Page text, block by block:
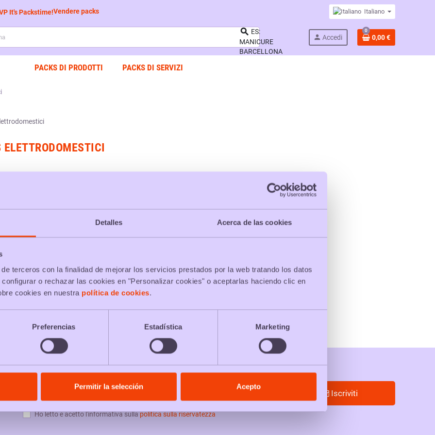
Detalles Acerca de las cookies
terceros con la finalidad de mejorar los servicios prestados por la web tratando los datos
o rechazar las cookies en "Personalizar cookies" o aceptarlas haciendo clic en
cookies en nuestra política de cookies.
Preferencias Estadística Marketing
Permitir la selección Acepto
Vendere packs Italiano
 ES:
MANICURE
BARCELLONA
person Accedi
0
0,00 €
PACKS DI PRODOTTI PACKS DI SERVIZI
ELETTRODOMESTICI
Iscriviti
Ho letto e acetto l'informativa sullapolitica sulla riservatezza